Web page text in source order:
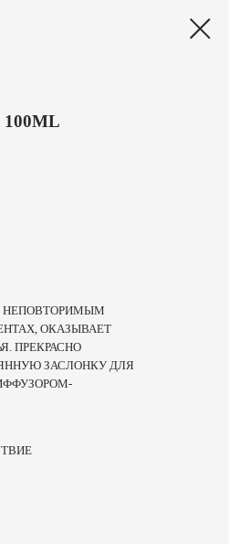
100ML
НЕПОВТОРИМЫМ
ОКАЗЫВАЕТ
ПРЕКРАСНО
ЗАСЛОНКУ ДЛЯ